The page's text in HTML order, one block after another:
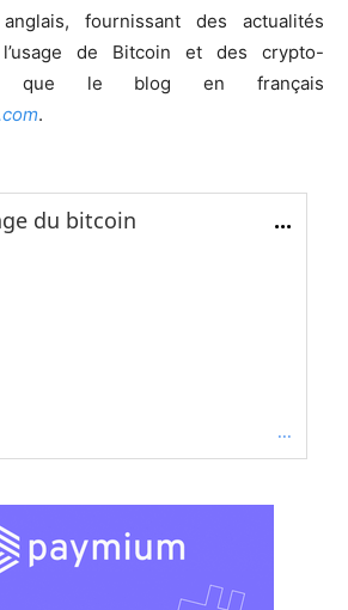
fournissant des actualités
de Bitcoin et des crypto-
que le blog en français
.
du bitcoin ...
...